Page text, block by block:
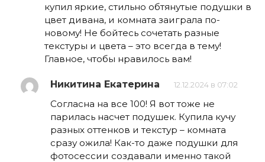
купил яркие, стильно обтянутые подушки в
цвет дивана, и комната заиграла по-
новому! Не бойтесь сочетать разные
текстуры и цвета – это всегда в тему!
Главное, чтобы нравилось вам!
Никитина Екатерина 12.12.2024 в 07:02
Согласна на все 100! Я вот тоже не
парилась насчет подушек. Купила кучу
разных оттенков и текстур – комната
сразу ожила! Как-то даже подушки для
фотосессии создавали именно такой